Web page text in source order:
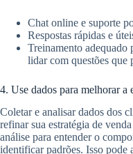
Chat online e suporte
Respostas rápidas e
Treinamento adequado
lidar com questões que
4. Use dados para melhorar a
Coletar e analisar dados dos
refinar sua estratégia de
análise para entender o
identificar padrões. Isso pode